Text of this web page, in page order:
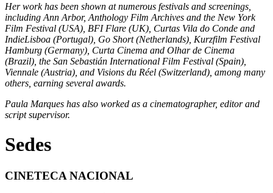
Her work has been shown at numerous festivals and screenings,
including Ann Arbor, Anthology Film Archives and the New York
Film Festival (USA), BFI Flare (UK), Curtas Vila do Conde and
IndieLisboa (Portugal), Go Short (Netherlands), Kurzfilm Festival
Hamburg (Germany), Curta Cinema and Olhar de Cinema
(Brazil), the San Sebastián International Film Festival (Spain),
Viennale (Austria), and Visions du Réel (Switzerland), among many
others, earning several awards.
Paula Marques has also worked as a cinematographer, editor and
script supervisor.
Sedes
CINETECA NACIONAL